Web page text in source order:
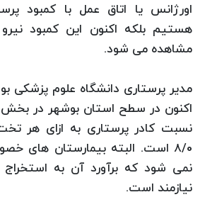
اورژانس یا اتاق عمل با کمبود
هستیم بلکه اکنون این کمبود
مشاهده می شود.
مدیر پرستاری دانشگاه علوم پزشکی
اکنون در سطح استان بوشهر در
نسبت کادر پرستاری به ازای هر
8/0 است. البته بیمارستان های
نمی شود که برآورد آن به
نیازمند است.